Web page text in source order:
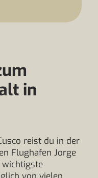
in
reist du in der
Flughafen Jorge
wichtigste